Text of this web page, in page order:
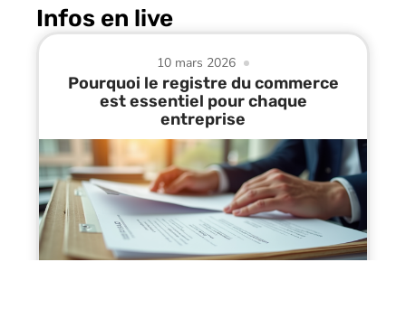
Infos en live
10 mars 2026
Pourquoi le registre du commerce
est essentiel pour chaque
entreprise